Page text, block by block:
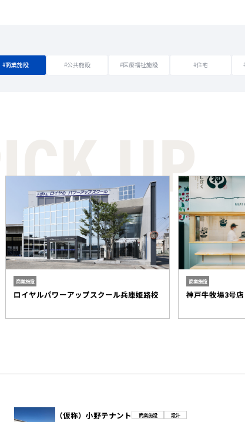
#商業施設 #公共施設 #医療福祉施設 #住宅
PICK UP
商業施設
ロイヤルパワーアップスクール兵庫姫路校
商業施設
神戸牛牧場3号店
（仮称）小野テナント 商業施設 設計